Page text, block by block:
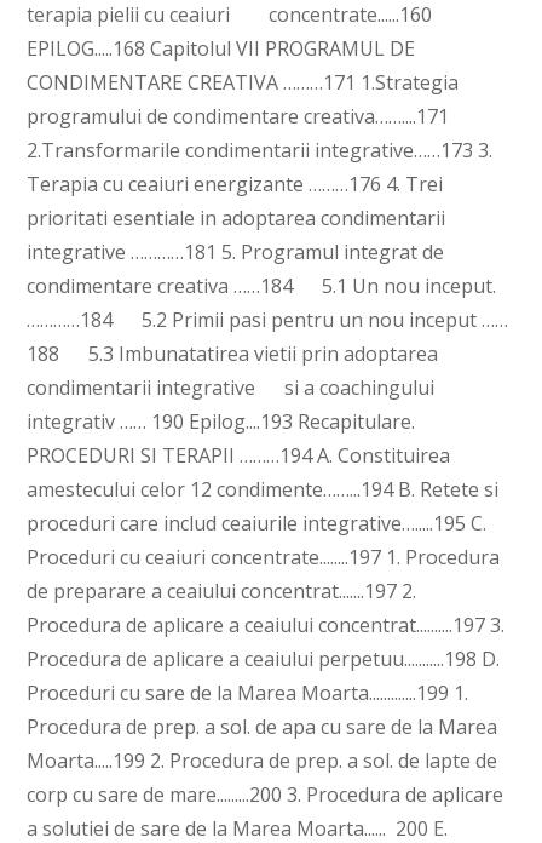
terapia pielii cu ceaiuri concentrate......160
EPILOG.....168 Capitolul VII PROGRAMUL DE
CONDIMENTARE CREATIVA ………171 1.Strategia
programului de condimentare creativa……....171
2.Transformarile condimentarii integrative……173 3.
Terapia cu ceaiuri energizante ………176 4. Trei
prioritati esentiale in adoptarea condimentarii
integrative …………181 5. Programul integrat de
condimentare creativa ……184 5.1 Un nou inceput.
…………184 5.2 Primii pasi pentru un nou inceput ……
188 5.3 Imbunatatirea vietii prin adoptarea
condimentarii integrative si a coachingului
integrativ …… 190 Epilog....193 Recapitulare.
PROCEDURI SI TERAPII ………194 A. Constituirea
amestecului celor 12 condimente……...194 B. Retete si
proceduri care includ ceaiurile integrative….....195 C.
Proceduri cu ceaiuri concentrate........197 1. Procedura
de preparare a ceaiului concentrat.......197 2.
Procedura de aplicare a ceaiului concentrat..........197 3.
Procedura de aplicare a ceaiului perpetuu...........198 D.
Proceduri cu sare de la Marea Moarta.............199 1.
Procedura de prep. a sol. de apa cu sare de la Marea
Moarta.....199 2. Procedura de prep. a sol. de lapte de
corp cu sare de mare.........200 3. Procedura de aplicare
a solutiei de sare de la Marea Moarta...... 200 E.